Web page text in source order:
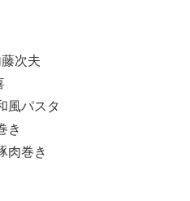
次夫
風パスタ
き
肉巻き